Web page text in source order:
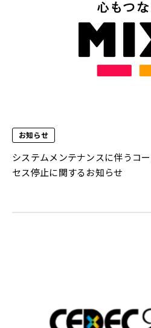
お知らせ
システムメンテナンスに伴うコ
セス停止に関するお知らせ